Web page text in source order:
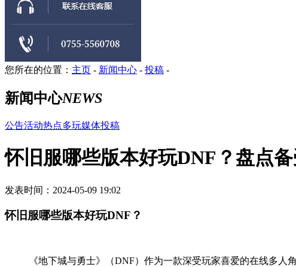
您所在的位置： 主页 - 新闻中心 - 投稿 -
新闻中心NEWS
公告活动热点多玩媒体投稿
怀旧服哪些版本好玩DNF？盘点
发表时间：2024-05-09 19:02
怀旧服哪些版本好玩DNF？
《地下城与勇士》（DNF）作为一款深受玩家喜爱的在线多